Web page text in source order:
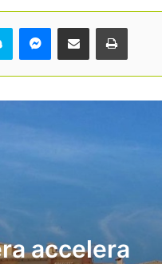
accelera